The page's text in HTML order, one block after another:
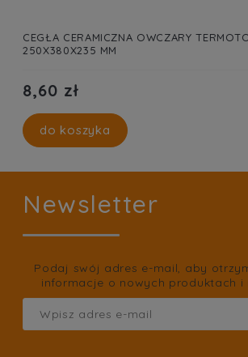
CEGŁA CERAMICZNA OWCZARY
250X380X235 MM
8,60 zł
do koszyka
Newsletter
Podaj swój adres e-mail, aby
informacje o nowych produktach i